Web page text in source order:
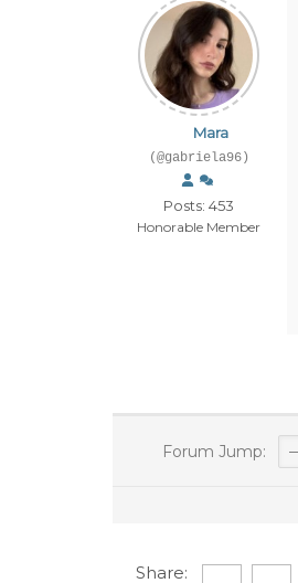
Mara
(@gabriela96)
Posts: 453
Honorable Member
Forum Jump:
Share: